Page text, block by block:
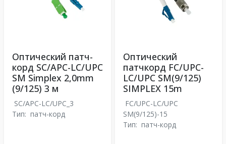
Оптический патч-
корд SC/APC-LC/UPC
SM Simplex 2,0mm
(9/125) 3 м
SC/APC-LC/UPC_3
Тип: патч-корд
Оптический
патчкорд FC/UPC-
LC/UPC SM(9/125)
SIMPLEX 15m
FC/UPC-LC/UPC
SM(9/125)-15
Тип: патч-корд